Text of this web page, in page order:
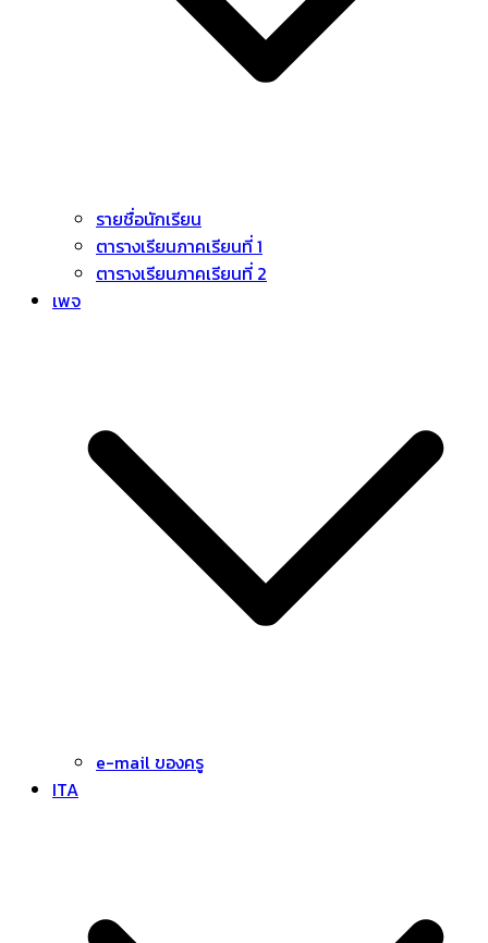
รายชื่อนักเรียน
ตารางเรียนภาคเรียนที่ 1
ตารางเรียนภาคเรียนที่ 2
เพจ
e-mail ของครู
ITA